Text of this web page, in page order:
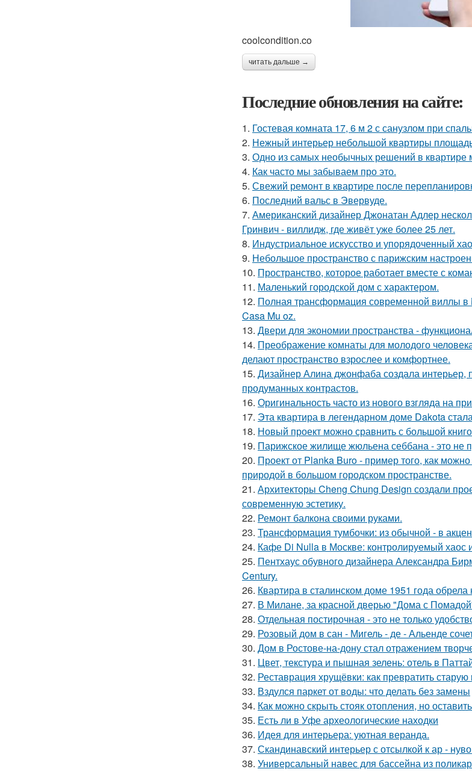
coolcondition.co
читать дальше →
Последние обновления на сайте:
1. Гостевая комната 17, 6 м 2 с санузлом при
2. Нежный интерьер небольшой квартиры
3. Одно из самых необычных решений в квартире
4. Как часто мы забываем про это.
5. Свежий ремонт в квартире после
6. Последний вальс в Эвервуде.
7. Американский дизайнер Джонатан Адлер
Гринвич - виллидж, где живёт уже более 25 лет.
8. Индустриальное искусство и упорядоченный
9. Небольшое пространство с парижским
10. Пространство, которое работает вместе с
11. Маленький городской дом с характером.
12. Полная трансформация современной виллы в
Casa Mu oz.
13. Двери для экономии пространства -
14. Преображение комнаты для молодого
делают пространство взрослее и комфортнее.
15. Дизайнер Алина джонфаба создала интерьер,
продуманных контрастов.
16. Оригинальность часто из нового взгляда на
17. Эта квартира в легендарном доме Dakota
18. Новый проект можно сравнить с большой
19. Парижское жилище жюльена себбана - это не
20. Проект от Planka Buro - пример того, как
природой в большом городском пространстве.
21. Архитекторы Cheng Chung Design создали
современную эстетику.
22. Ремонт балкона своими руками.
23. Трансформация тумбочки: из обычной - в
24. Кафе Di Nulla в Москве: контролируемый хаос и
25. Пентхаус обувного дизайнера Александра
Century.
26. Квартира в сталинском доме 1951 года
27. В Милане, за красной дверью "Дома с
28. Отдельная постирочная - это не только
29. Розовый дом в сан - Мигель - де - Альенде
30. Дом в Ростове-на-дону стал отражением
31. Цвет, текстура и пышная зелень: отель в
32. Реставрация хрущёвки: как превратить
33. Вздулся паркет от воды: что делать без замены
34. Как можно скрыть стояк отопления, но
35. Есть ли в Уфе археологические находки
36. Идея для интерьера: уютная веранда.
37. Скандинавский интерьер с отсылкой к ар -
38. Универсальный навес для бассейна из